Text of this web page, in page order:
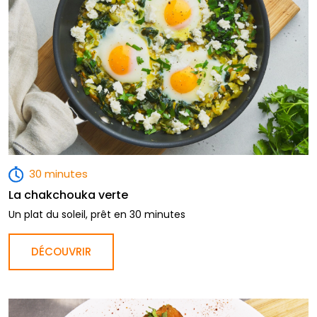
30 minutes
La chakchouka verte
Un plat du soleil, prêt en 30 minutes
DÉCOUVRIR